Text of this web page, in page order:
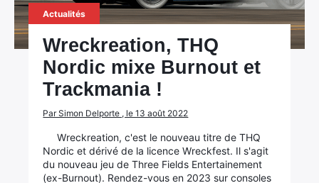
Actualités
Wreckreation, THQ
Nordic mixe Burnout et
Trackmania !
Par Simon Delporte , le 13 août 2022
Wreckreation, c'est le nouveau titre de THQ
Nordic et dérivé de la licence Wreckfest. Il s'agit
du nouveau jeu de Three Fields Entertainement
(ex-Burnout). Rendez-vous en 2023 sur consoles